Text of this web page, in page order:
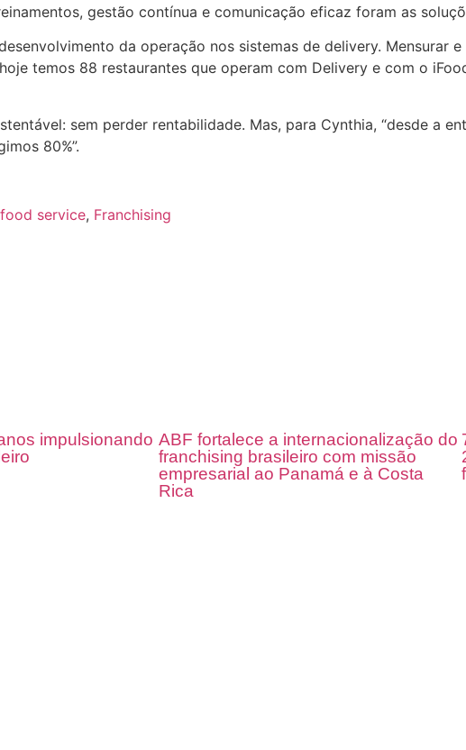
gestão contínua e comunicação eficaz foram as
da operação nos sistemas de delivery. Mensurar
temos 88 restaurantes que operam com Delivery e com o
sem perder rentabilidade. Mas, para Cynthia, “desde a
80%”.
food service, Franchising
impulsionando ABF fortalece a internacionalização do
franchising brasileiro com missão
empresarial ao Panamá e à Costa
Rica